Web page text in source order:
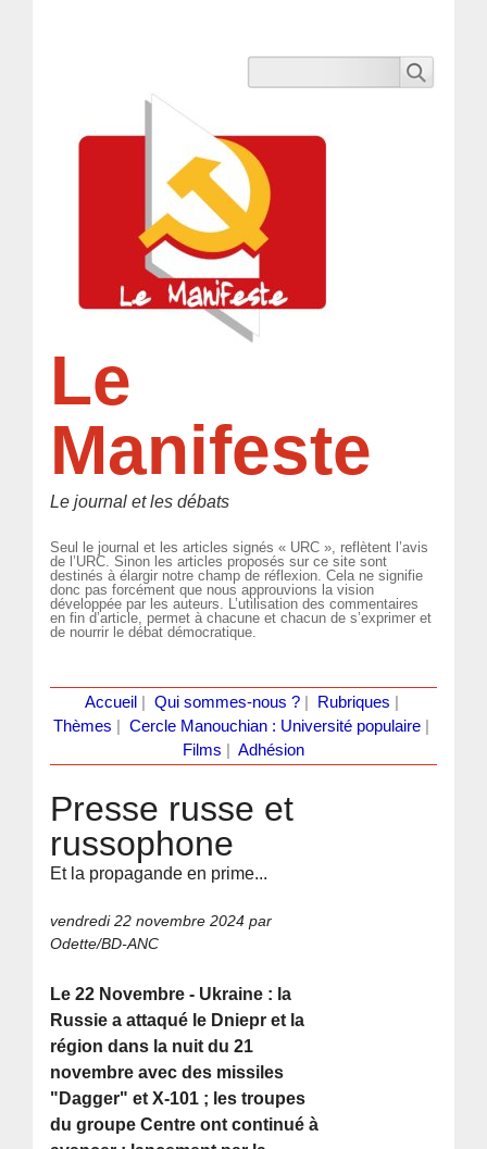
Le
Manifeste
Le journal et les débats
Seul le journal et les articles signés « URC », reflètent l’avis
de l’URC. Sinon les articles proposés sur ce site sont
destinés à élargir notre champ de réflexion. Cela ne signifie
donc pas forcément que nous approuvions la vision
développée par les auteurs. L’utilisation des commentaires
en fin d’article, permet à chacune et chacun de s’exprimer et
de nourrir le débat démocratique.
Accueil Qui sommes-nous ?| Rubriques
Thèmes
Cercle Manouchian : Université populaire
Films
Adhésion
Presse russe et
russophone
Et la propagande en prime...
vendredi 22 novembre 2024 par
Odette/BD-ANC
Le 22 Novembre - Ukraine : la
Russie a attaqué le Dniepr et la
région dans la nuit du 21
novembre avec des missiles
"Dagger" et X-101 ; les troupes
du groupe Centre ont continué à